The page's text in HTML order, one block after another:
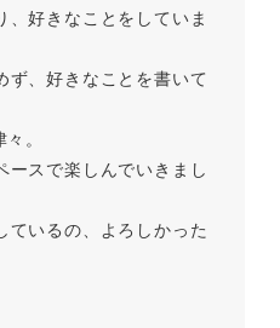
好きなことをしていま
ず、好きなことを書いて
。
ースで楽しんでいきまし
ているの、よろしかった